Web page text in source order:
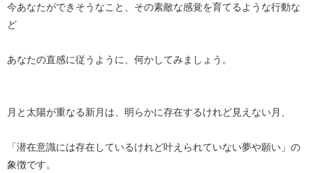
今あなたができそうなこと、その素敵な感覚を育てるような行動な
ど
あなたの直感に従うように、何かしてみましょう。
月と太陽が重なる新月は、明らかに存在するけれど見えない月、
「潜在意識には存在しているけれど叶えられていない夢や願い」の
象徴です。